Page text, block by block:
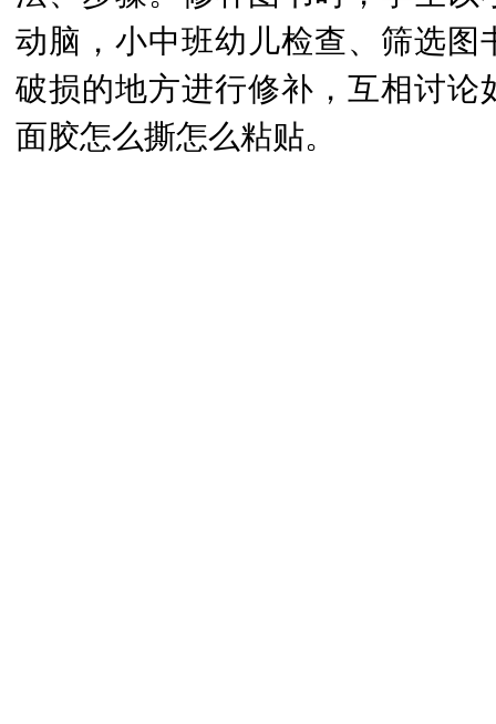
动脑，小中班幼儿检查、筛选
破损的地方进行修补，互相讨
面胶怎么撕怎么粘贴。